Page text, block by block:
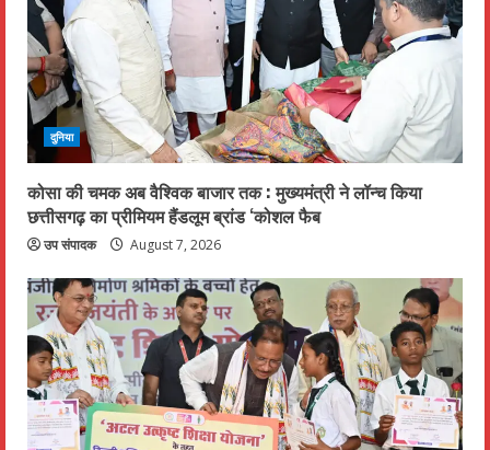
दुनिया
कोसा की चमक अब वैश्विक बाजार तक : मुख्यमंत्री ने लॉन्च किया
छत्तीसगढ़ का प्रीमियम हैंडलूम ब्रांड ‘कोशल फैब
उप संपादक August 7, 2026